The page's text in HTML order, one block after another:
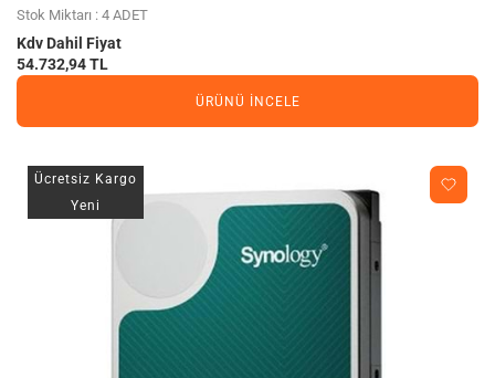
Stok Miktarı : 4 ADET
Kdv Dahil Fiyat
54.732,94 TL
ÜRÜNÜ İNCELE
Ücretsiz Kargo
Yeni